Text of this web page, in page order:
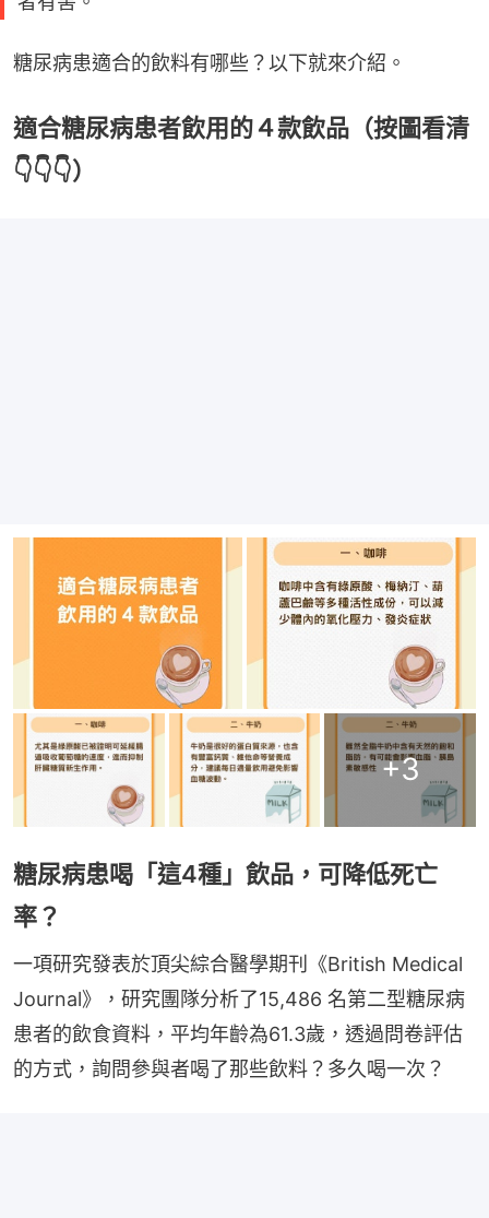
糖尿病患適合的飲料有哪些？以下就來介紹。
適合糖尿病患者飲用的４款飲品（按圖看清
👇👇👇）
+3
糖尿病患喝「這4種」飲品，可降低死亡
率？
一項研究發表於頂尖綜合醫學期刊《British Medical
Journal》，研究團隊分析了15,486 名第二型糖尿病
患者的飲食資料，平均年齡為61.3歲，透過問卷評估
的方式，詢問參與者喝了那些飲料？多久喝一次？